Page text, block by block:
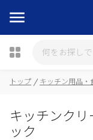
瓶詰
トップ キッチン用品・
キッチンク
ック